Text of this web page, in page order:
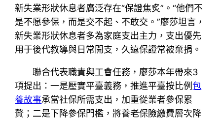
新失業形狀休息者廣泛存在“保證焦炙”。“他們不
是不愿參保，而是交不起、不敢交。”廖莎坦言，
新失業形狀休息者多為家庭支出主力，支出優先
用于後代教導與日常開支，久遠保證常被棄捐。
聯合代表職責與工會任務，廖莎本年帶來3
項提出：一是壓實平臺義務，推進平臺按比例包
養故事承當社保所需支出，加重從業者參保累
贅；二是下降參保門檻，將養老保險繳費層次降